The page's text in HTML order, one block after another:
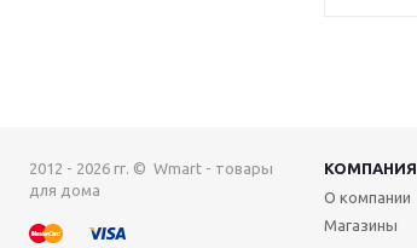
2012 - 2026 гг. © Wmart - товары
для дома
КОМПАНИЯ
О компании
Магазины